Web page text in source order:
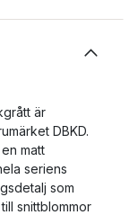
är
DBKD.
matt
seriens
som
snittblommor